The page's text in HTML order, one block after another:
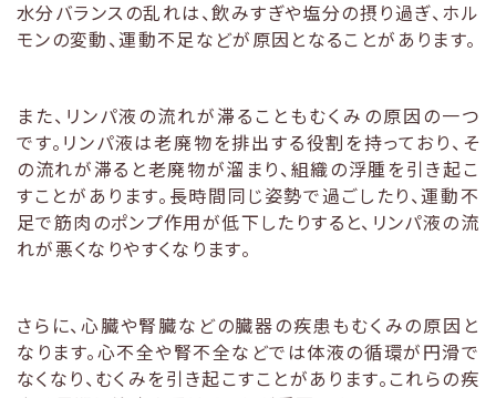
水分バランスの乱れは、飲みすぎや塩分の摂り過ぎ、ホル
モンの変動、運動不足などが原因となることがあります。
また、リンパ液の流れが滞ることもむくみの原因の一つ
です。リンパ液は老廃物を排出する役割を持っており、そ
の流れが滞ると老廃物が溜まり、組織の浮腫を引き起こ
すことがあります。長時間同じ姿勢で過ごしたり、運動不
足で筋肉のポンプ作用が低下したりすると、リンパ液の流
れが悪くなりやすくなります。
さらに、心臓や腎臓などの臓器の疾患もむくみの原因と
なります。心不全や腎不全などでは体液の循環が円滑で
なくなり、むくみを引き起こすことがあります。これらの疾